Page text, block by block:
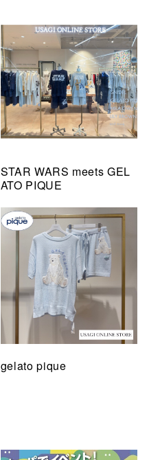
STAR WARS meets GEL
ATO PIQUE
gelato pique